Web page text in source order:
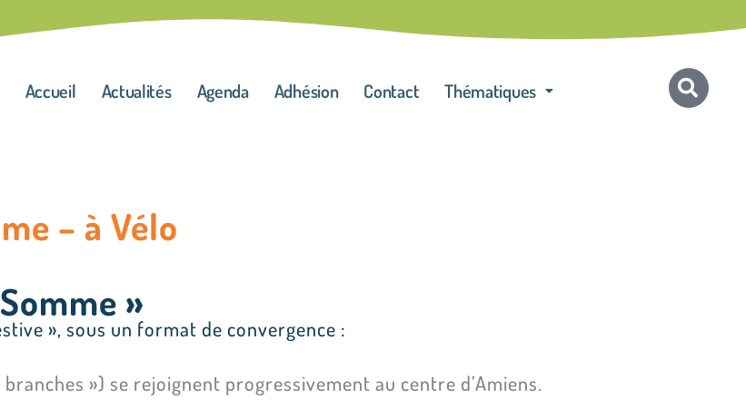
Accueil Actualités Agenda Adhésion Contact Thématiques
– à Vélo
»
», sous un format de convergence :
») se rejoignent progressivement au centre d’Amiens.